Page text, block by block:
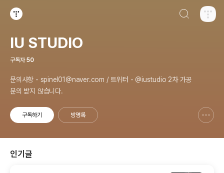
IU STUDIO
구독자 50
문의사항 - spinel01@naver.com / 트위터 - @iustudio 2차 가공
문의 받지 않습니다.
구독하기 방명록
인기글